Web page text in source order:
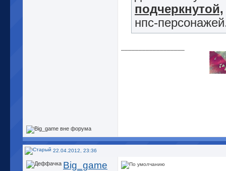
подчеркнутой,
нпс-
22.04.2012, 23:36
Big_game